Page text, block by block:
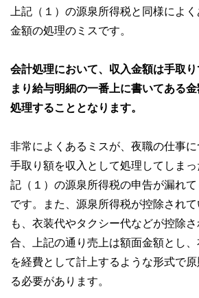
上記（１）の源泉所得税と同様によ
金額の処理のミスです。
会計処理において、収入金額は手取
まり給与明細の一番上に書いてある
処理することとなります。
非常によくあるミスが、夜職の仕事に
手取り額を収入として処理してしま
記（１）の源泉所得税の申告が漏れ
です。また、源泉所得税が控除され
も、衣装代やタクシー代などが控除
合、上記の通り売上は額面金額とし
を経費として計上するような形式で
る必要があります。